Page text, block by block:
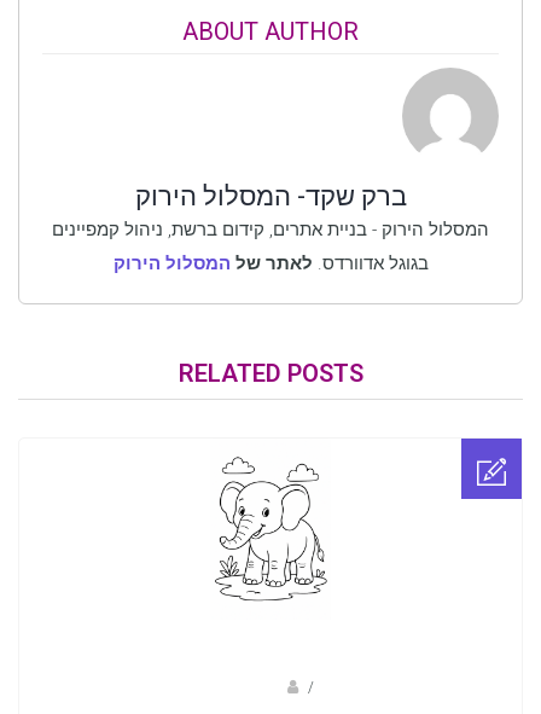
ABOUT AUTHOR
ברק שקד- המסלול הירוק
המסלול הירוק - בניית אתרים, קידום ברשת, ניהול קמפיינים
בגוגל אדוורדס. לאתר של המסלול הירוק
RELATED POSTS
/